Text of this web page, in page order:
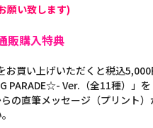
願い致します)
販購入特典
お買い上げいただくと税込
PARADE☆- Ver.（全11種）」を
の直筆メッセージ（プリント）